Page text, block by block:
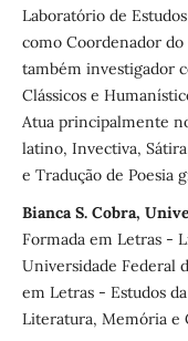
Laboratório de
como Coordenador do
também investigador
Clássicos e
Atua principalmente
latino, Invectiva,
e Tradução de Poesia
Bianca S. Cobra,
Formada em Letras -
Universidade Federal
em Letras - Estudos
Literatura, Memória e